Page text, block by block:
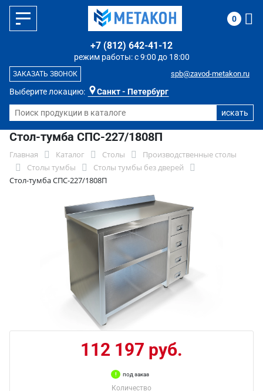
Выберите локацию: Санкт - Петербург
режим работы: с 9:00 до 18:00
+7 (812) 642-41-12
spb@zavod-metakon.ru
ЗАКАЗАТЬ ЗВОНОК
0
Стол-тумба СПС-227/1808П
Главная Каталог Столы
Производственные столы
Столы тумбы
Столы тумбы без дверей
Стол-тумба СПС-227/1808П
112 197 руб.
под заказ
Количество